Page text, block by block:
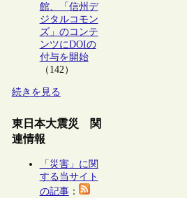
館、「信州デ
ジタルコモン
ズ」のコンテ
ンツにDOIの
付与を開始
（142）
続きを見る
東日本大震災 関
連情報
「災害」に関
する当サイト
の記事：